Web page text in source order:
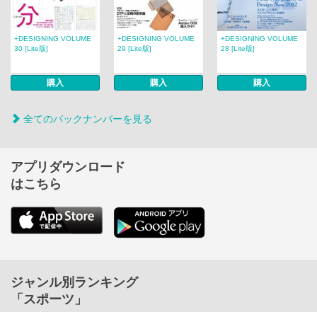
+DESIGNING VOLUME
30 [Lite版]
購入
+DESIGNING VOLUME
29 [Lite版]
購入
+DESIGNING VOLUME
28 [Lite版]
購入
全てのバックナンバーを見る
アプリダウンロード
はこちら
ジャンル別ランキング
「スポーツ」